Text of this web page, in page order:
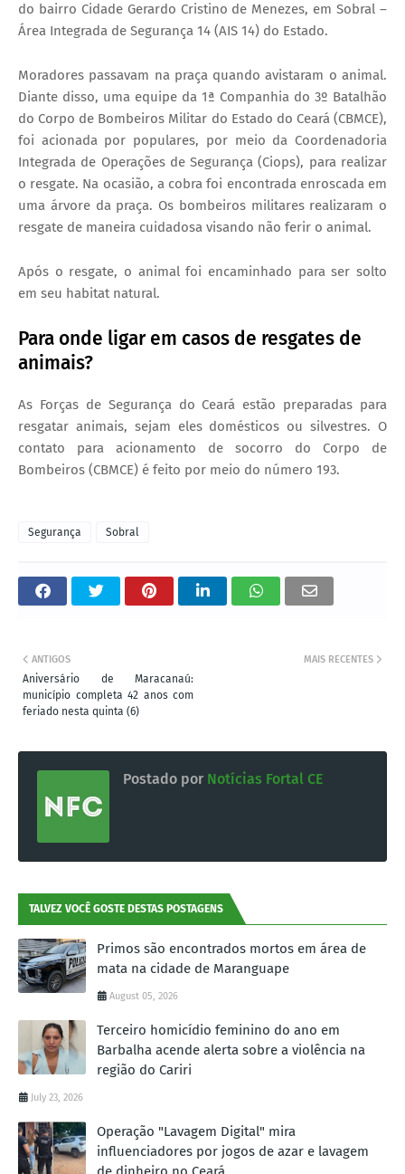
do bairro Cidade Gerardo Cristino de Menezes, em Sobral –
Área Integrada de Segurança 14 (AIS 14) do Estado.
Moradores passavam na praça quando avistaram o animal.
Diante disso, uma equipe da 1ª Companhia do 3º Batalhão
do Corpo de Bombeiros Militar do Estado do Ceará (CBMCE),
foi acionada por populares, por meio da Coordenadoria
Integrada de Operações de Segurança (Ciops), para realizar
o resgate. Na ocasião, a cobra foi encontrada enroscada em
uma árvore da praça. Os bombeiros militares realizaram o
resgate de maneira cuidadosa visando não ferir o animal.
Após o resgate, o animal foi encaminhado para ser solto
em seu habitat natural.
Para onde ligar em casos de resgates de
animais?
As Forças de Segurança do Ceará estão preparadas para
resgatar animais, sejam eles domésticos ou silvestres. O
contato para acionamento de socorro do Corpo de
Bombeiros (CBMCE) é feito por meio do número 193.
Segurança Sobral
MAIS RECENTES
ANTIGOS
Aniversário de Maracanaú:
município completa 42 anos com
feriado nesta quinta (6)
Postado por Notícias Fortal CE
TALVEZ VOCÊ GOSTE DESTAS POSTAGENS
Primos são encontrados mortos em área de
mata na cidade de Maranguape
August 05, 2026
Terceiro homicídio feminino do ano em
Barbalha acende alerta sobre a violência na
região do Cariri
July 23, 2026
Operação "Lavagem Digital" mira
influenciadores por jogos de azar e lavagem